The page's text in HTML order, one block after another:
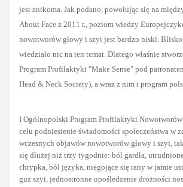
jest znikoma. Jak podano, powołując się na
About Face z 2011 r., poziom wiedzy
nowotworów głowy i szyi jest bardzo niski.
wiedziało nic na ten temat. Dlatego właśnie
Program Profilaktyki "Make Sense" pod
Head & Neck Society), a wraz z nim i program
I Ogólnopolski Program Profilaktyki Nowotworów
celu podniesienie świadomości społeczeństwa w
wczesnych objawów nowotworów głowy i szyi,
się dłużej niż trzy tygodnie: ból gardła,
chrypka, ból języka, niegojące się rany w jamie
guz szyi, jednostronne upośledzenie drożności